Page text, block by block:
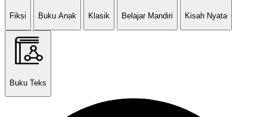
Fiksi Buku Anak Klasik Belajar Mandiri Kisah Nyata
Buku Teks